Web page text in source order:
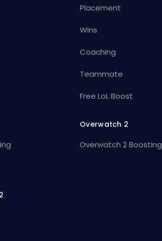
Placement
Wins
Coaching
Teammate
Free LoL Boost
Overwatch 2
Overwatch 2 Boosting